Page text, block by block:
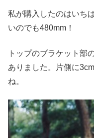
私が購入したのはいち
いのでも480mm！
トップのブラケット部
ありました。片側に
ね。